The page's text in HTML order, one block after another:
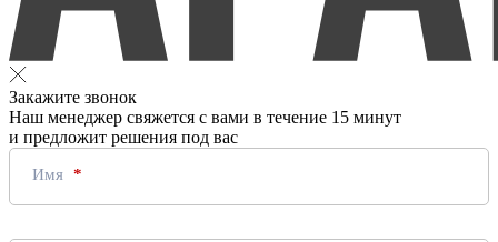
Закажите звонок
Наш менеджер свяжется с вами в течение 15 минут
и предложит решения под вас
Имя